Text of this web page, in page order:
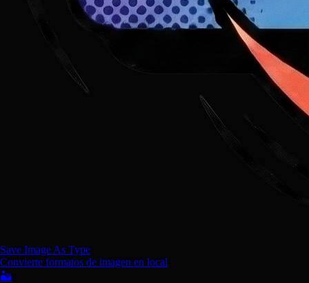
Save Image As Type
Convierte formatos de imagen en local
🏜️